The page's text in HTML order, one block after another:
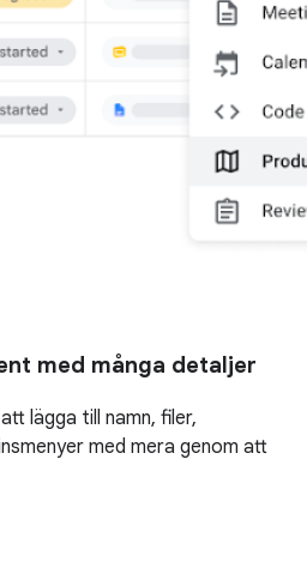
med många detaljer
lägga till namn, filer,
med mera genom att